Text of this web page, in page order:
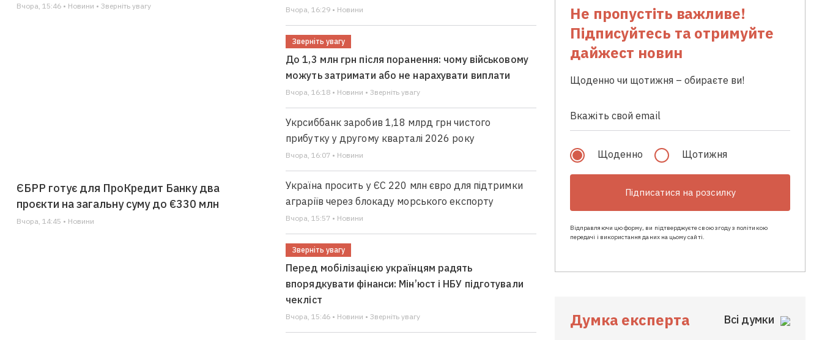
Вчора, 15:46 • Новини • Зверніть увагу
ЄБРР готує для ПроКредит Банку два
проєкти на загальну суму до €330 млн
Вчора, 14:45 • Новини
Вчора, 16:29 • Новини
Зверніть увагу
До 1,3 млн грн після поранення: чому військовому
можуть затримати або не нарахувати виплати
Вчора, 16:18 • Новини • Зверніть увагу
Укрсиббанк заробив 1,18 млрд грн чистого
прибутку у другому кварталі 2026 року
Вчора, 16:07 • Новини
Україна просить у ЄС 220 млн євро для підтримки
аграріїв через блокаду морського експорту
Вчора, 15:57 • Новини
Зверніть увагу
Перед мобілізацією українцям радять
впорядкувати фінанси: Мін’юст і НБУ підготували
чекліст
Вчора, 15:46 • Новини • Зверніть увагу
Не пропустіть важливе!
Підписуйтесь та отримуйте
дайжест новин
Щоденно чи щотижня – обираєте ви!
Щоденно Щотижня
Підписатися на розсилку
Відправляючи цю форму, ви підтверджуєте свою згоду з політикою
передачі і використання даних на цьому сайті.
Думка експерта Всі думки